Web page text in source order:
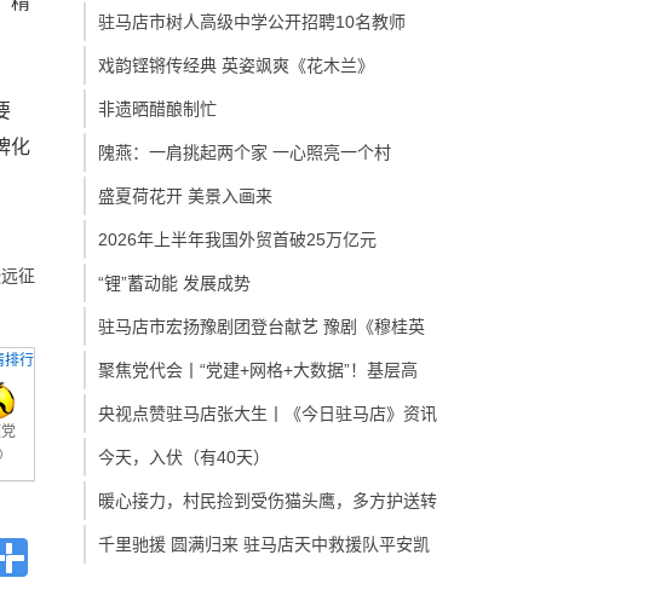
化
征
排行
驻马店市树人高级中学公开招聘10名教师
戏韵铿锵传经典 英姿飒爽《花木兰》
非遗晒醋酿制忙
隗燕：一肩挑起两个家 一心照亮一个村
盛夏荷花开 美景入画来
2026年上半年我国外贸首破25万亿元
“锂”蓄动能 发展成势
驻马店市宏扬豫剧团登台献艺 豫剧《穆桂英
聚焦党代会丨“党建+网格+大数据”！基层高
央视点赞驻马店张大生丨《今日驻马店》资讯
今天，入伏（有40天）
暖心接力，村民捡到受伤猫头鹰，多方护送转
千里驰援 圆满归来 驻马店天中救援队平安凯